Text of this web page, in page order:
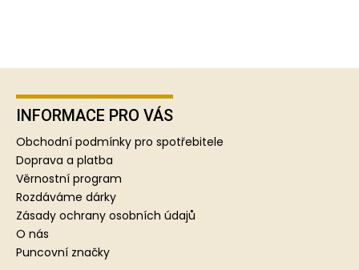
Z
INFORMACE PRO VÁS
Obchodní podmínky pro spotřebitele
Doprava a platba
Věrnostní program
Rozdáváme dárky
Zásady ochrany osobních údajů
O nás
Puncovní značky